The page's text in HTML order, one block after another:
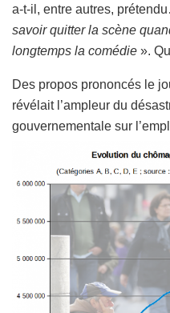
a-t-il, entre autres,
savoir quitter la scène
longtemps la comédie ».
Des propos prononcés le
révélait l’ampleur du
gouvernementale sur